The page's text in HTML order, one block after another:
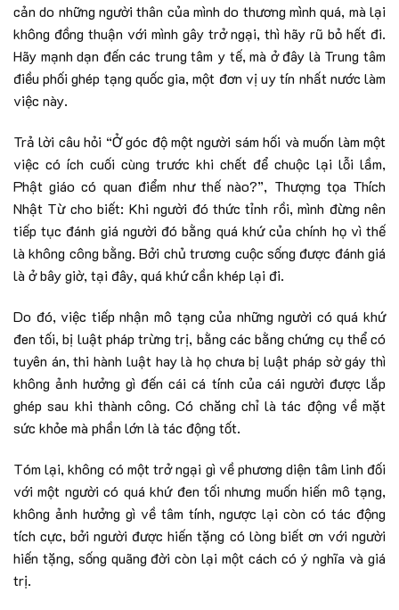
cản do những người thân của mình do thương mình quá, mà lại
không đồng thuận với mình gây trở ngại, thì hãy rũ bỏ hết đi.
Hãy mạnh dạn đến các trung tâm y tế, mà ở đây là Trung tâm
điều phối ghép tạng quốc gia, một đơn vị uy tín nhất nước làm
việc này.
Trả lời câu hỏi “Ở góc độ một người sám hối và muốn làm một
việc có ích cuối cùng trước khi chết để chuộc lại lỗi lầm,
Phật giáo có quan điểm như thế nào?”, Thượng tọa Thích
Nhật Từ cho biết: Khi người đó thức tỉnh rồi, mình đừng nên
tiếp tục đánh giá người đó bằng quá khứ của chính họ vì thế
là không công bằng. Bởi chủ trương cuộc sống được đánh giá
là ở bây giờ, tại đây, quá khứ cần khép lại đi.
Do đó, việc tiếp nhận mô tạng của những người có quá khứ
đen tối, bị luật pháp trừng trị, bằng các bằng chứng cụ thể có
tuyên án, thi hành luật hay là họ chưa bị luật pháp sờ gáy thì
không ảnh hưởng gì đến cái cá tính của cái người được lắp
ghép sau khi thành công. Có chăng chỉ là tác động về mặt
sức khỏe mà phần lớn là tác động tốt.
Tóm lại, không có một trở ngại gì về phương diện tâm linh đối
với một người có quá khứ đen tối nhưng muốn hiến mô tạng,
không ảnh hưởng gì về tâm tính, ngược lại còn có tác động
tích cực, bởi người được hiến tặng có lòng biết ơn với người
hiến tặng, sống quãng đời còn lại một cách có ý nghĩa và giá
trị.